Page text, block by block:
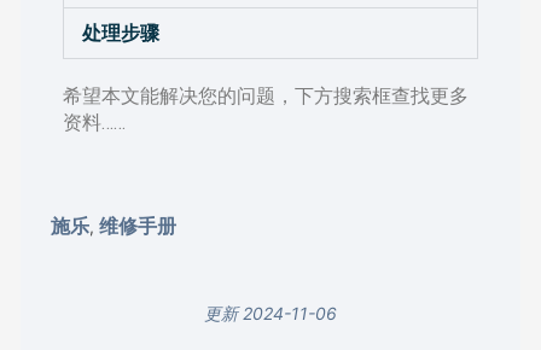
处理步骤
希望本文能解决您的问题，下方搜索框查找更多
资料……
施乐,维修手册
更新 2024-11-06